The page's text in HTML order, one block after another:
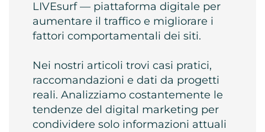
LIVEsurf — piattaforma digitale per
aumentare il traffico e migliorare i
fattori comportamentali dei siti.
Nei nostri articoli trovi casi pratici,
raccomandazioni e dati da progetti
reali. Analizziamo costantemente le
tendenze del digital marketing per
condividere solo informazioni attuali